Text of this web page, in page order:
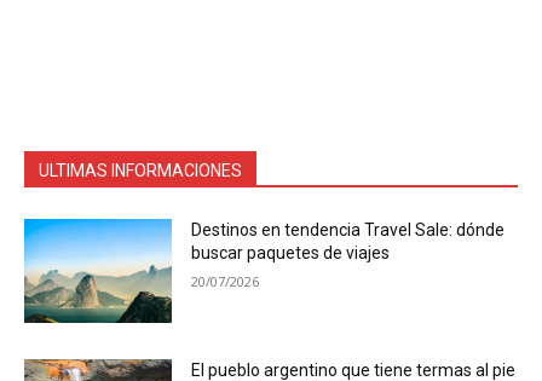
ULTIMAS INFORMACIONES
Destinos en tendencia Travel Sale: dónde
buscar paquetes de viajes
20/07/2026
El pueblo argentino que tiene termas al pie